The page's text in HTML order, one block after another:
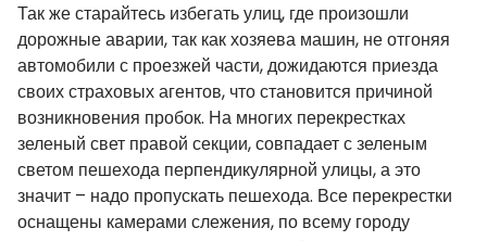
Так же старайтесь избегать улиц, где произошли
дорожные аварии, так как хозяева машин, не отгоняя
автомобили с проезжей части, дожидаются приезда
своих страховых агентов, что становится причиной
возникновения пробок. На многих перекрестках
зеленый свет правой секции, совпадает с зеленым
светом пешехода перпендикулярной улицы, а это
значит – надо пропускать пешехода. Все перекрестки
оснащены камерами слежения, по всему городу